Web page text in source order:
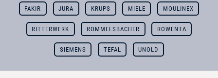
FAKIR JURA KRUPS MIELE MOULINEX
RITTERWERK ROMMELSBACHER ROWENTA
SIEMENS TEFAL UNOLD